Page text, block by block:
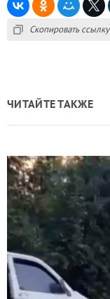
Скопировать ссылку
ЧИТАЙТЕ ТАКЖЕ